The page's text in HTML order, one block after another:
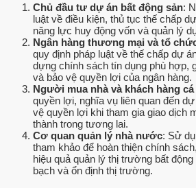
Chủ đầu tư dự án bất động sản:
luật về điều kiện, thủ tục thế chấp
năng lực huy động vốn và quản lý
Ngân hàng thương mại và tổ
quy định pháp luật về thế chấp dự
dựng chính sách tín dụng phù hợp,
và bảo vệ quyền lợi của ngân hàng.
Người mua nhà và khách hàng
quyền lợi, nghĩa vụ liên quan đến
vệ quyền lợi khi tham gia giao dịch
thành trong tương lai.
Cơ quan quản lý nhà nước: Sử
tham khảo để hoàn thiện chính
hiệu quả quản lý thị trường bất
bạch và ổn định thị trường.